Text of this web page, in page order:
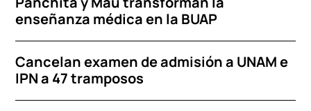
enseñanza médica en la BUAP
Cancelan examen de admisión a UNAM e
IPN a 47 tramposos